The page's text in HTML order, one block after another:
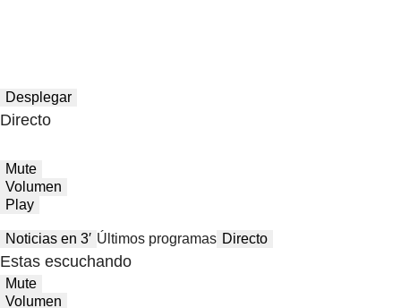
Desplegar
Directo
Mute
Volumen
Play
Noticias en 3′ Últimos programas Directo
Estas escuchando
Mute
Volumen